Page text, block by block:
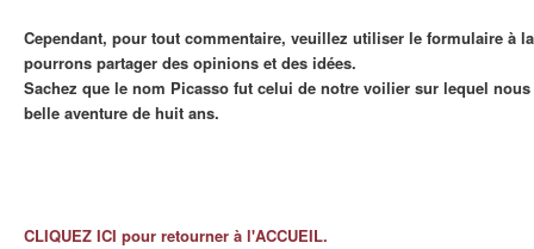
Cependant, pour tout commentaire, veuillez utiliser le formulaire à
pourrons partager des opinions et des idées.
Sachez que le nom Picasso fut celui de notre voilier sur lequel
belle aventure de huit ans.
CLIQUEZ ICI pour retourner à l'ACCUEIL.